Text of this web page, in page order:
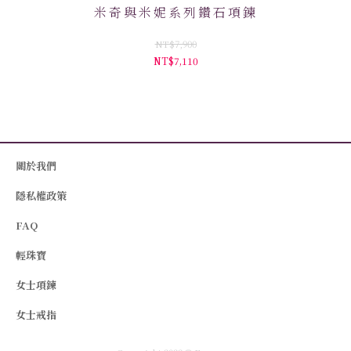
米奇與米妮系列鑽石項鍊
NT$7,900
NT$7,110
關於我們
隱私權政策
FAQ
輕珠寶
女士項鍊
女士戒指